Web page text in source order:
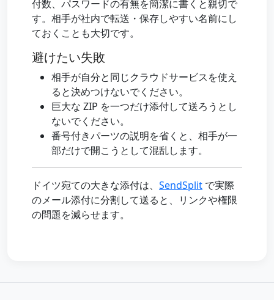
付数、パスワードの有無を簡潔に書くと親切で
す。相手が社内で転送・保存しやすい名前にし
ておくことも大切です。
避けたい失敗
相手が自分と同じクラウドサービスを使え
ると決めつけないでください。
巨大な ZIP を一つだけ添付して送ろうとし
ないでください。
番号付きパーツの説明を省くと、相手が一
部だけで開こうとして混乱します。
ドイツ宛ての大きな添付は、 SendSplit で実際
のメール添付に分割して送ると、リンクや権限
の問題を減らせます。